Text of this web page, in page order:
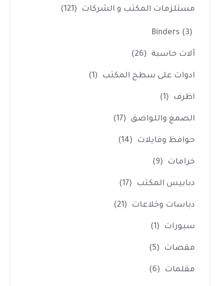
مستلزمات المكتب و الشركات (121)
Binders (3)
آلات حاسبة (26)
ادوات على سطح المكتب (1)
اظرف (1)
الصمغ واللواصق (17)
حوافظ وفايلات (14)
خرامات (9)
دبابيس المكتب (17)
دباسات وخلاعات (21)
سبورات (1)
مقصات (5)
مقلمات (6)